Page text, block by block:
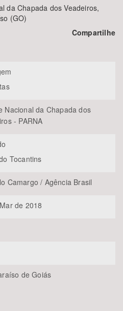
da Chapada dos Veadeiros,
(GO)
Compartilhe
Nacional da Chapada dos
- PARNA
Tocantins
Camargo / Agência Brasil
de 2018
de Goiás